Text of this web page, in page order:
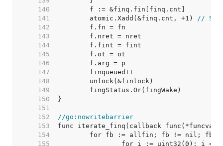
   140
   141
	atomic.Xadd(&finq.cnt, +1)
//
   142
   143
   144
   145
   146
   147
   148
   149
   150
   151
   152
//go:nowritebarrier
   153
   154
   155